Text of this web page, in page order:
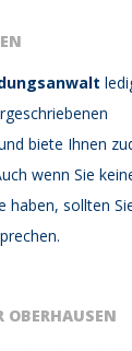
biete Ihnen
wenn Sie
haben, sollten
OBERHAUSEN